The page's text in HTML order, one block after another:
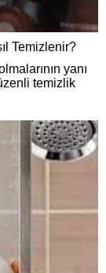
Temizlenir?
yanı
temizlik